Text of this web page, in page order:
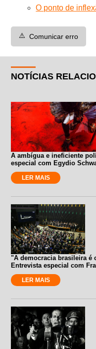
O ponto de
⚠️ Comunicar erro
NOTÍCIAS
A ambígua e ineficiente
especial com Egydio
LER MAIS
"A democracia brasileira é
Entrevista especial com
LER MAIS